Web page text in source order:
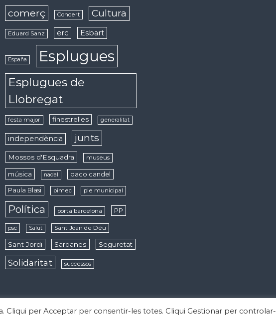
comerç Concert Cultura
Eduard Sanz erc Esbart
España Esplugues
Esplugues de
Llobregat
festa major finestrelles generalitat
independència junts
Mossos d'Esquadra museus
música nadal paco candel
Paula Blasi pimec ple municipal
Política porta barcelona PP
psc Salut Sant Joan de Déu
Sant Jordi Sardanes Seguretat
Solidaritat successos
Todos los derechos reservados. Tema: de ThemeGrill. Funciona con WordPress
Cliqui per Acceptar per consentir-les totes. Cliqui Gestionar per controlar-